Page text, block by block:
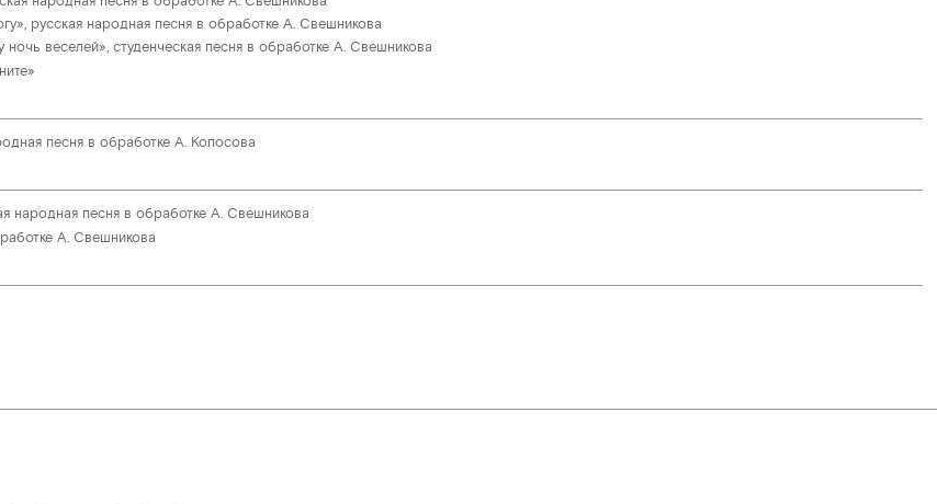
русская народная песня в обработке А. Свешникова
ночь веселей», студенческая песня в обработке А. Свешникова
песня в обработке А. Копосова
народная песня в обработке А. Свешникова
А. Свешникова